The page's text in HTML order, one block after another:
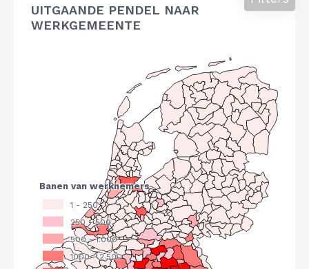
UITGAANDE PENDEL NAAR
WERKGEMEENTE